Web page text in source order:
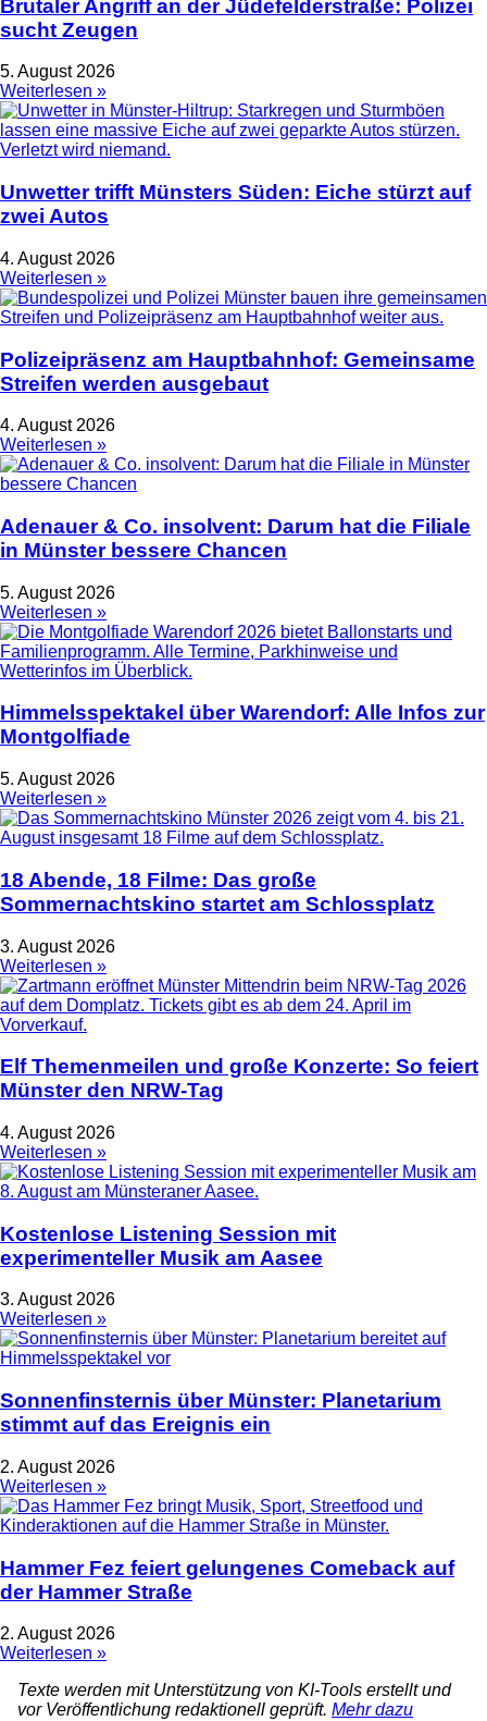
Brutaler Angriff an der Jüdefelderstraße: Polizei
sucht Zeugen
5. August 2026
Weiterlesen »
Unwetter trifft Münsters Süden: Eiche stürzt auf
zwei Autos
4. August 2026
Weiterlesen »
Polizeipräsenz am Hauptbahnhof: Gemeinsame
Streifen werden ausgebaut
4. August 2026
Weiterlesen »
Adenauer & Co. insolvent: Darum hat die Filiale
in Münster bessere Chancen
5. August 2026
Weiterlesen »
Himmelsspektakel über Warendorf: Alle Infos zur
Montgolfiade
5. August 2026
Weiterlesen »
18 Abende, 18 Filme: Das große
Sommernachtskino startet am Schlossplatz
3. August 2026
Weiterlesen »
Elf Themenmeilen und große Konzerte: So feiert
Münster den NRW-Tag
4. August 2026
Weiterlesen »
Kostenlose Listening Session mit
experimenteller Musik am Aasee
3. August 2026
Weiterlesen »
Sonnenfinsternis über Münster: Planetarium
stimmt auf das Ereignis ein
2. August 2026
Weiterlesen »
Hammer Fez feiert gelungenes Comeback auf
der Hammer Straße
2. August 2026
Weiterlesen »
Texte werden mit Unterstützung von KI-Tools erstellt und
vor Veröffentlichung redaktionell geprüft. Mehr dazu